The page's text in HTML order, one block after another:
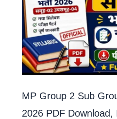
MP Group 2 Sub
2026 PDF